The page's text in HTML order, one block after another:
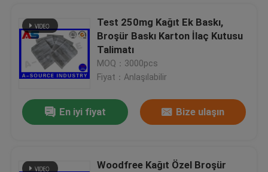
Test 250mg Kağıt Ek Baskı,
Broşür Baskı Karton İlaç Kutusu
Talimatı
MOQ：3000pcs
Fiyat：Anlaşılabilir
En iyi fiyat Bize ulaşın
Woodfree Kağıt Özel Broşür